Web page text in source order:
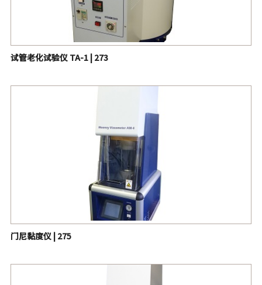
试管老化试验仪 TA-1 | 273
门尼黏度仪 | 275